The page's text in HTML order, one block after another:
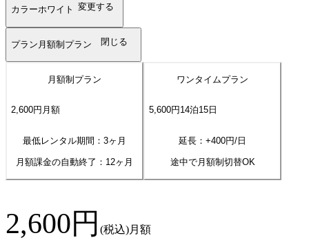
カラーホワイト 変更する
プラン 月額制プラン 閉じる
月額制プラン
2,600円 月額
最低レンタル期間：3ヶ月
月額課金の自動終了： 12ヶ月
ワンタイムプラン
5,600円 14泊15 日
延長：+400円/日
途中で月額制切替OK
2,600円 (税込)月額